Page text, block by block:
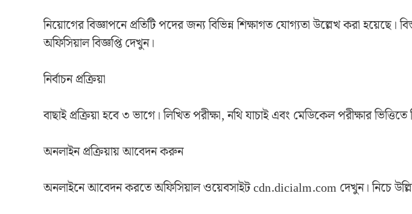
নিয়োগের বিজ্ঞাপনে প্রতিটি পদের জন্য বিভিন্ন শিক্ষাগত যোগ্যতা উল্লেখ করা হয়েছে।
অফিসিয়াল বিজ্ঞপ্তি দেখুন।
নির্বাচন প্রক্রিয়া
বাছাই প্রক্রিয়া হবে ৩ ভাগে। লিখিত পরীক্ষা, নথি যাচাই এবং মেডিকেল পরীক্ষার ভিত্তিতে
অনলাইন প্রক্রিয়ায় আবেদন করুন
অনলাইনে আবেদন করতে অফিসিয়াল ওয়েবসাইট cdn.dicialm.com দেখুন। নিচে